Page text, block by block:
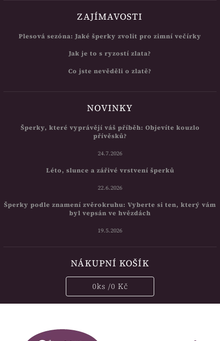
ZAJÍMAVOSTI
Plesová sezóna: Jaké šperky zvolit pro zimní večírky
Jak je to s ryzostí zlata?
Co jste nevěděli o zlatě?
NOVINKY
Šperky, které vyprávějí váš příběh: Objevíte kouzlo
přívěsků?
24.7.2026
Léto, slunce a zářivé vrstvení šperků
22.6.2026
Šperky podle znamení zvěrokruhu: Vyberte si ten, který vám
byl vepsán ve hvězdách
19.5.2026
NÁKUPNÍ KOŠÍK
0ks /0 Kč